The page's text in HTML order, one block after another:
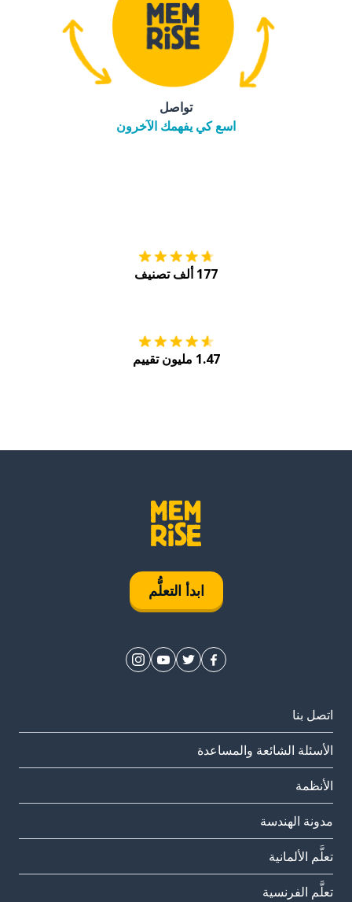
تواصل
اسع كي يفهمك الآخرون
177 ألف تصنيف
1.47 مليون تقييم
ابدأ التعلُّم
اتصل بنا
الأسئلة الشائعة والمساعدة
الأنظمة
مدونة الهندسة
تعلَّم الألمانية
تعلَّم الفرنسية